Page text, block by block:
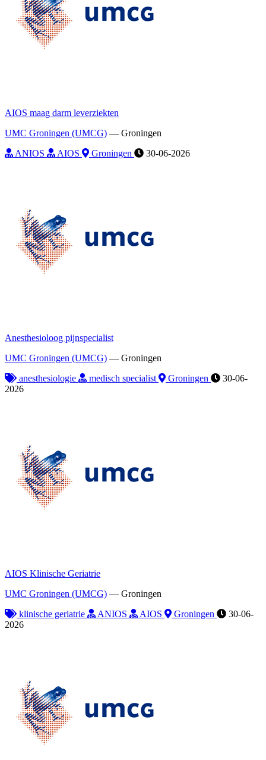
AIOS maag darm leverziekten
UMC Groningen (UMCG) — Groningen
ANIOS
AIOS Groningen 30-06-2026
Anesthesioloog pijnspecialist
UMC Groningen (UMCG) — Groningen
anesthesiologie
medisch specialist Groningen
30-06-
2026
AIOS Klinische Geriatrie
UMC Groningen (UMCG) — Groningen
klinische geriatrie
ANIOS AIOS Groningen
30-06-
2026